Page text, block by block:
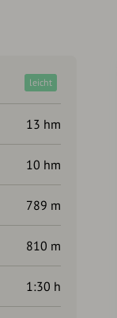
leicht
13 hm
10 hm
789 m
810 m
1:30 h